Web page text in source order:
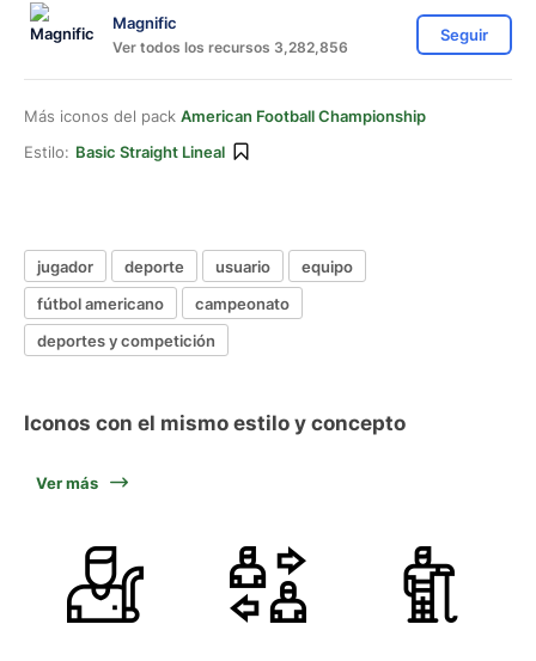
Magnific
Ver todos los recursos 3,282,856
Seguir
Más iconos del pack American Football Championship
Estilo: Basic Straight Lineal
jugador deporte usuario
equipo
fútbol americano
campeonato
deportes y competición
Iconos con el mismo estilo y concepto
Ver más